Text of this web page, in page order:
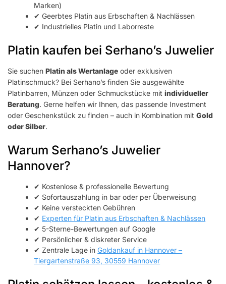
Marken)
✔ Geerbtes Platin aus Erbschaften & Nachlässen
✔ Industrielles Platin und Laborreste
Platin kaufen bei Serhano’s Juwelier
Sie suchen Platin als Wertanlage oder exklusiven
Platinschmuck? Bei Serhano’s finden Sie ausgewählte
Platinbarren, Münzen oder Schmuckstücke mit individueller
Beratung. Gerne helfen wir Ihnen, das passende Investment
oder Geschenkstück zu finden – auch in Kombination mit Gold
oder Silber.
Warum Serhano’s Juwelier
Hannover?
✔ Kostenlose & professionelle Bewertung
✔ Sofortauszahlung in bar oder per Überweisung
✔ Keine versteckten Gebühren
✔ Experten für Platin aus Erbschaften & Nachlässen
✔ 5-Sterne-Bewertungen auf Google
✔ Persönlicher & diskreter Service
✔ Zentrale Lage inGoldankauf in Hannover –
Tiergartenstraße 93, 30559 Hannover